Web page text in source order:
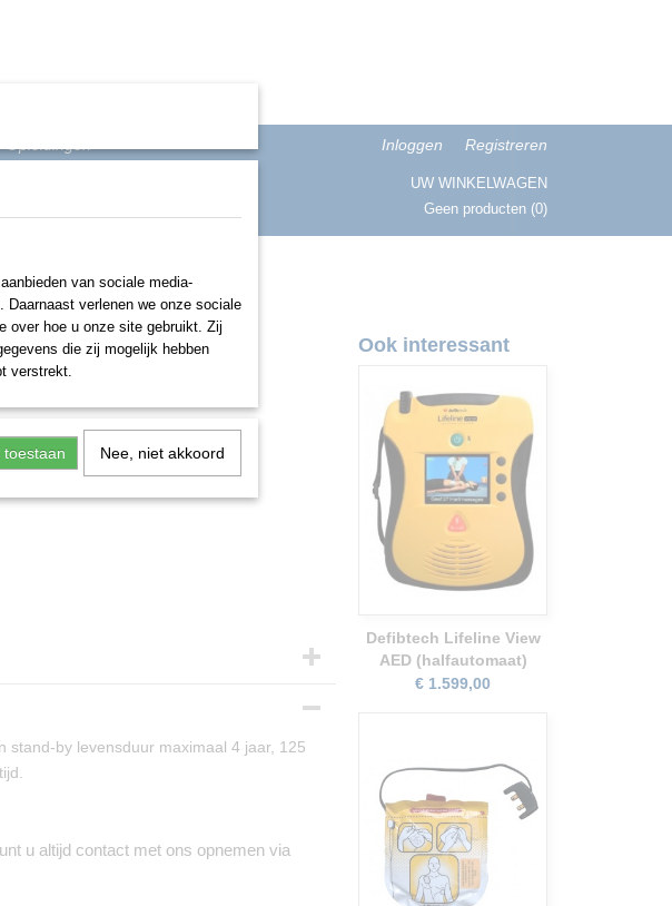
Inloggen Registreren
UW WINKELWAGEN
Geen producten (0)
PBM SIGNALISATIE
AED batterij
stand-by levensduur maximaal 4 jaar, 125
u altijd contact met ons opnemen via
Ook interessant
Defibtech Lifeline View
AED (halfautomaat)
€ 1.599,00
van sociale media-
verlenen we onze sociale
over hoe u onze site gebruikt. Zij
die zij mogelijk hebben
verstrekt.
toestaan Nee, niet akkoord